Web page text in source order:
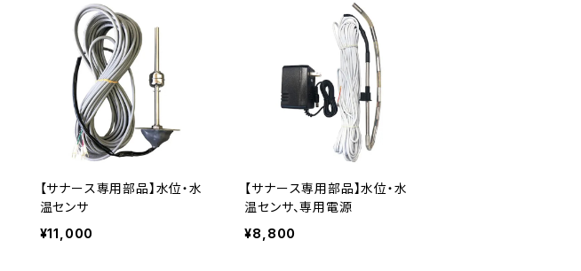
【サナース専用部品】水位・水
温センサ
¥11,000
【サナース専用部品】水位・水
温センサ、専用電源
¥8,800